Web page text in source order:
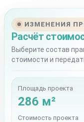
ИЗМЕНЕНИЯ
Расчёт
Выберите состав
стоимости и
Площадь проекта
286 м²
Стоимость проекта